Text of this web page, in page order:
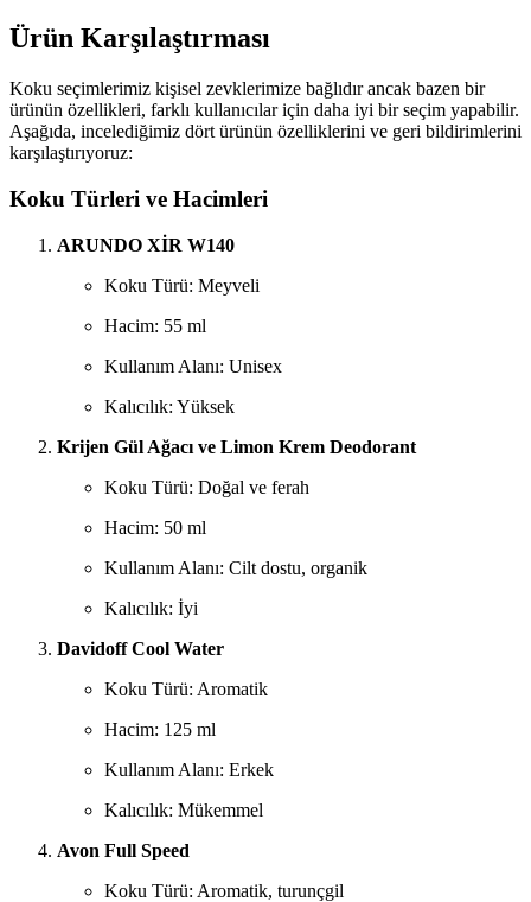
Ürün Karşılaştırması
Koku seçimlerimiz kişisel zevklerimize bağlıdır ancak bazen bir
ürünün özellikleri, farklı kullanıcılar için daha iyi bir seçim yapabilir.
Aşağıda, incelediğimiz dört ürünün özelliklerini ve geri bildirimlerini
karşılaştırıyoruz:
Koku Türleri ve Hacimleri
ARUNDO XİR W140
Koku Türü: Meyveli
Hacim: 55 ml
Kullanım Alanı: Unisex
Kalıcılık: Yüksek
Krijen Gül Ağacı ve Limon Krem Deodorant
Koku Türü: Doğal ve ferah
Hacim: 50 ml
Kullanım Alanı: Cilt dostu, organik
Kalıcılık: İyi
Davidoff Cool Water
Koku Türü: Aromatik
Hacim: 125 ml
Kullanım Alanı: Erkek
Kalıcılık: Mükemmel
Avon Full Speed
Koku Türü: Aromatik, turunçgil